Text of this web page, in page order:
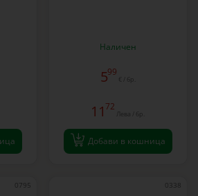
Наличен
599
€ / бр.
11 72
Лева / бр.
Добави в кошница
0795 0338